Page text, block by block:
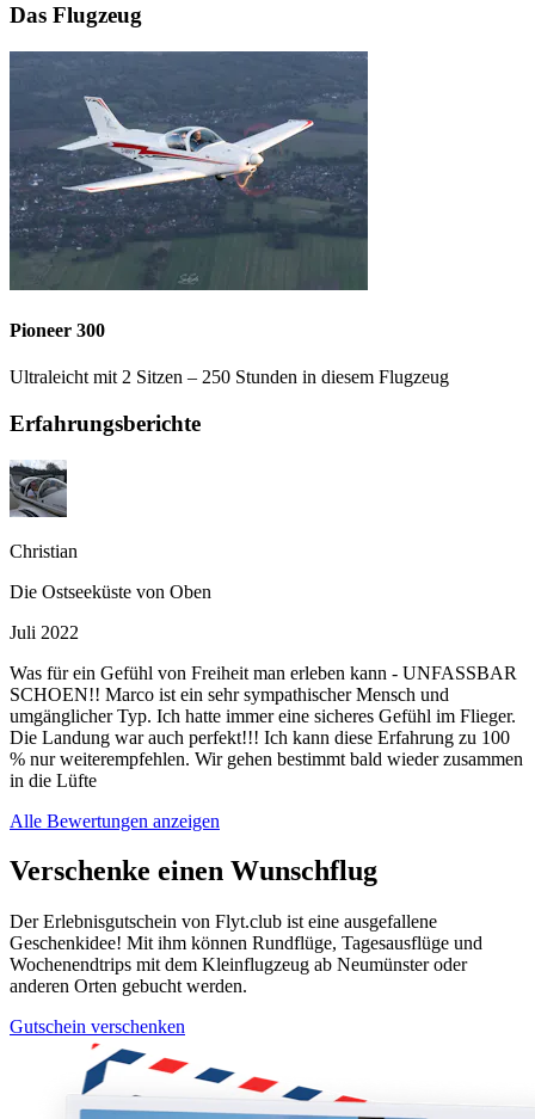
Das Flugzeug
Pioneer 300
Ultraleicht mit 2 Sitzen – 250 Stunden in diesem Flugzeug
Erfahrungsberichte
Christian
Die Ostseeküste von Oben
Juli 2022
Was für ein Gefühl von Freiheit man erleben kann - UNFASSBAR
SCHOEN!! Marco ist ein sehr sympathischer Mensch und
umgänglicher Typ. Ich hatte immer eine sicheres Gefühl im Flieger.
Die Landung war auch perfekt!!! Ich kann diese Erfahrung zu 100
% nur weiterempfehlen. Wir gehen bestimmt bald wieder zusammen
in die Lüfte
Alle Bewertungen anzeigen
Verschenke einen Wunschflug
Der Erlebnisgutschein von Flyt.club ist eine ausgefallene
Geschenkidee! Mit ihm können Rundflüge, Tagesausflüge und
Wochenendtrips mit dem Kleinflugzeug ab Neumünster oder
anderen Orten gebucht werden.
Gutschein verschenken